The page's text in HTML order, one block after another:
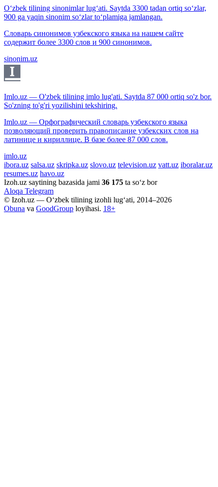
O‘zbek tilining sinonimlar lug‘ati. Saytda 3300 tadan ortiq so‘zlar,
900 ga yaqin sinonim so‘zlar to‘plamiga jamlangan.
Словарь синонимов узбекского языка на нашем сайте
содержит более 3300 слов и 900 синонимов.
sinonim.uz
Imlo.uz — O'zbek tilining imlo lug'ati. Saytda 87 000 ortiq so'z bor.
So'zning to'g'ri yozilishini tekshiring.
Imlo.uz — Орфографический словарь узбекского языка
позволяющий проверить правописание узбекских слов на
латинице и кириллице. В базе более 87 000 слов.
imlo.uz
ibora.uz salsa.uz skripka.uz slovo.uz television.uz vatt.uz iboralar.uz
resumes.uz havo.uz
Izoh.uz saytining bazasida jami 36 175 ta so‘z bor
Aloqa Telegram
© Izoh.uz — O‘zbek tilining izohli lug‘ati, 2014–2026
Obuna va GoodGroup loyihasi. 18+